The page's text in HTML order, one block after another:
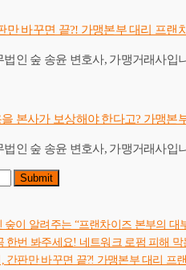
만 바꾸면 끝?! 가맹본부 대리 프랜
인 숲 송윤 변호사, 가맹거래사
본사가 보상해야 한다고? 가맹본
인 숲 송윤 변호사, 가맹거래사
Submit
이 알려주는 “프랜차이즈 본부의 대
한번 봐주세요! 네트워크 로펌 피해 막
간판만 바꾸면 끝?! 가맹본부 대리 프